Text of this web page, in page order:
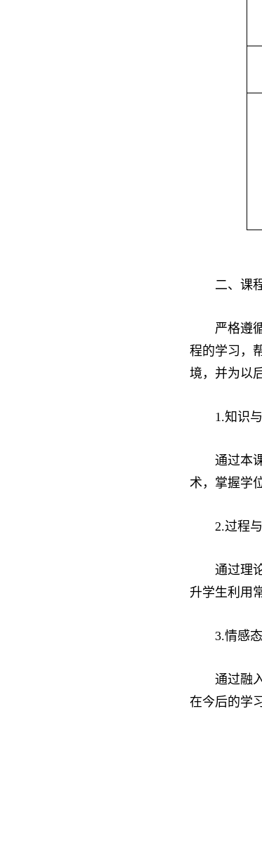
二、 课
严格遵
程的学习，
境 ， 并为以
1.知识
通过本
术 ， 掌握学
2.过程
通过理
升学生利用
3.情感
通过融
在今后的学